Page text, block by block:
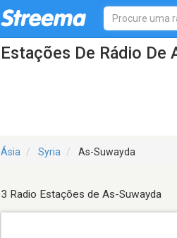
Estações De Rádio De
Ásia Syria As-Suwayda
3 Radio Estações de As-Suwayda